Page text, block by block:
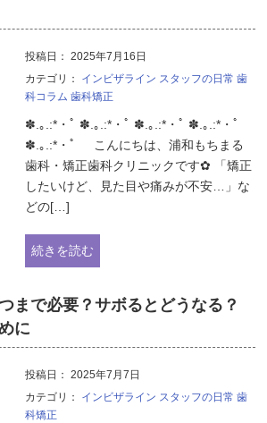
投稿日： 2025年7月16日
カテゴリ： インビザライン スタッフの日常 歯
科コラム 歯科矯正
✽.｡.:*・ﾟ ✽.｡.:*・ﾟ ✽.｡.:*・ﾟ ✽.｡.:*・ﾟ
✽.｡.:*・ﾟ こんにちは、浦和もちまる
歯科・矯正歯科クリニックです✿ 「矯正
したいけど、見た目や痛みが不安…」な
どの[…]
続きを読む
まで必要？サボるとどうなる？
に
投稿日： 2025年7月7日
カテゴリ： インビザライン スタッフの日常 歯
科矯正